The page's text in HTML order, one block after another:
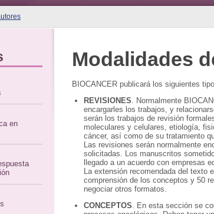
en
Modalidades
BIOCANCER publicará los siguientes
REVISIONES. Normalmente
encargarles los trabajos, y
serán los trabajos de revisión
moleculares y celulares, etiología,
cáncer, así como de su tratamiento
Las revisiones serán normalmente
solicitadas. Los manuscritos
llegado a un acuerdo con empresas
La extensión recomendada del texto
comprensión de los conceptos y 50
negociar otros formatos.
CONCEPTOS. En esta sección se